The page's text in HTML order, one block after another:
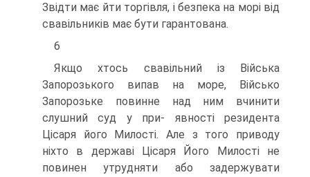
Звідти має йти торгівля, і безпека на морі від
свавільників має бути гарантована.
6
Якщо хтось свавільний із Війська
Запорозького випав на море, Військо
Запорозьке повинне над ним вчинити
слушний суд у при- явності резидента
Цісаря його Милості. Але з того приводу
ніхто в державі Цісаря Його Милості не
повинен утрудняти або задержувати